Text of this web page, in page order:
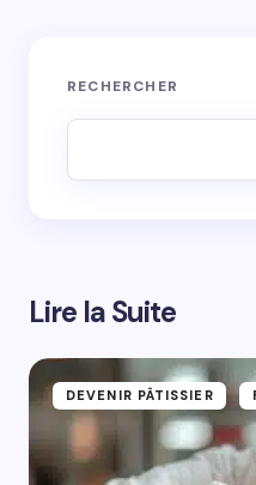
Votre adresse e-mail ne
RECHERCHER
Lire la Suite
DEVENIR PÂTISSIER